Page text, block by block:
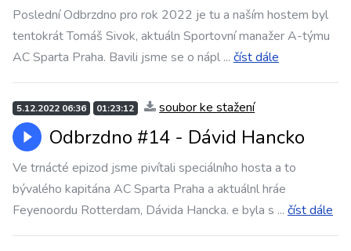
Poslední Odbrzdno pro rok 2022 je tu a naším hostem byl
tentokrát Tomáš Sivok, aktuáln Sportovní manažer A-týmu
AC Sparta Praha. Bavili jsme se o nápl ... číst dále
5.12.2022 06:36 01:23:12 soubor ke stažení
Odbrzdno #14 - Dávid Hancko
Ve trnácté epizod jsme pivítali speciálního hosta a to
bývalého kapitána AC Sparta Praha a aktuálnl hráe
Feyenoordu Rotterdam, Dávida Hancka. e byla s ... číst dále